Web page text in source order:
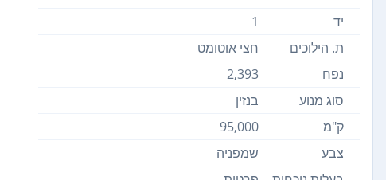
יד
1
ת. הילוכים
חצי אוטומט
נפח
2,393
סוג מנוע
בנזין
ק"מ
95,000
צבע
שמפניה